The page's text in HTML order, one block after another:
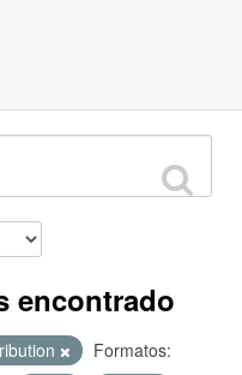
encontrado
Formatos: